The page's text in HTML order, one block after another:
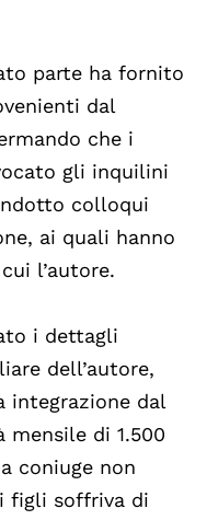
parte ha fornito
dal
che i
gli inquilini
colloqui
ai quali hanno
l’autore.
i dettagli
dell’autore,
integrazione dal
mensile di 1.500
coniuge non
figli soffriva di